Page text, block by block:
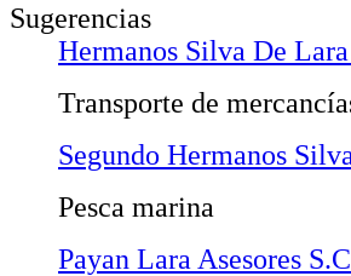
Sugerencias
Hermanos Silva De
Transporte de
Segundo Hermanos
Pesca marina
Payan Lara Asesores